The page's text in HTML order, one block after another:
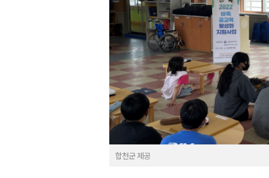
합천군 제공